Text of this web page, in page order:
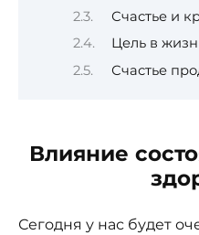
Счастье и
Цель в
Счастье
Влияние
Сегодня у нас будет